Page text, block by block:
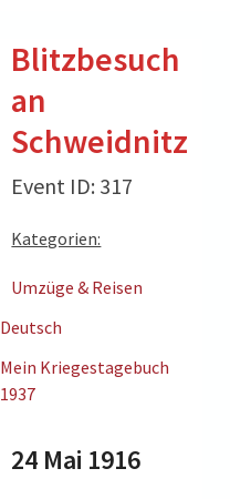
Blitzbesuch
an
Schweidnitz
Event ID: 317
Kategorien:
Umzüge & Reisen
Deutsch
Mein Kriegestagebuch
1937
24 Mai 1916